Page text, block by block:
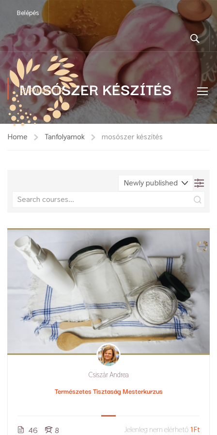
Belépés
MOSÓSZER KÉSZÍTÉS
Home Tanfolyamok mosószer készítés
Csiszár Andrea
Természetes Tisztaság Mesterkurzus
46 8 Jelenleg nem elérhető1Ft